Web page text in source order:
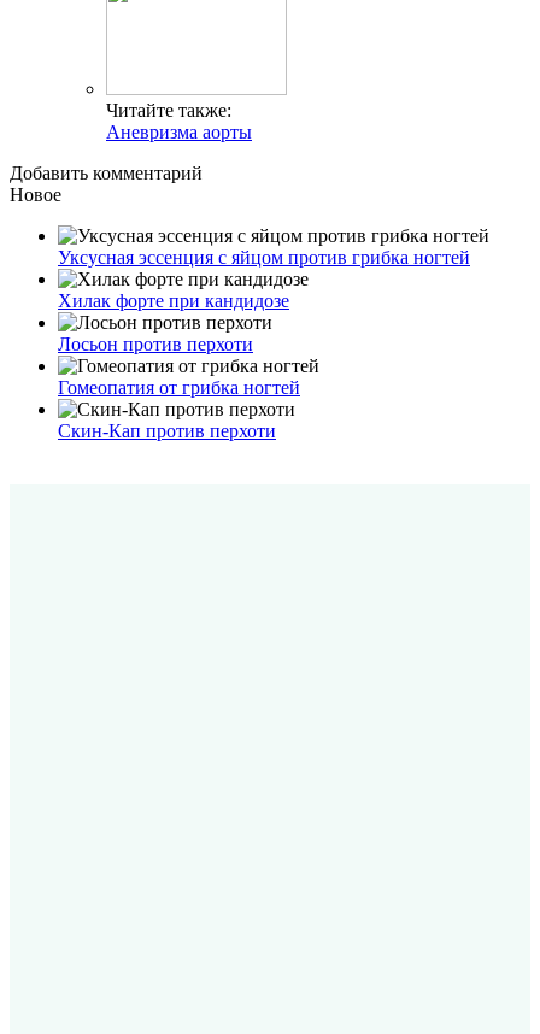
Читайте также:
Аневризма аорты
Добавить комментарий
Новое
Уксусная эссенция с яйцом против грибка ногтей
Хилак форте при кандидозе
Лосьон против перхоти
Гомеопатия от грибка ногтей
Скин-Кап против перхоти